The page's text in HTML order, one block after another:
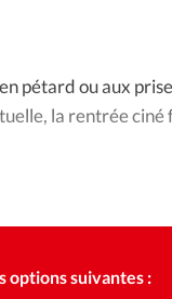
À propos
Mon
pétard ou aux
la rentrée ciné
options suivantes :